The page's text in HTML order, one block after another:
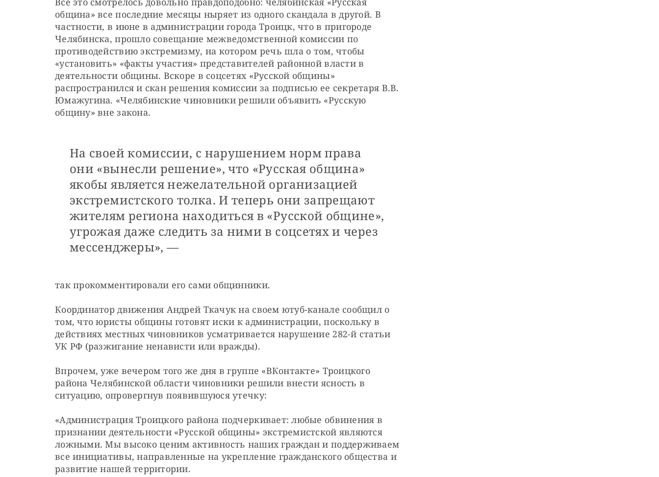
община» все последние месяцы ныряет из одного скандала в другой. В
частности, в июне в администрации города Троицк, что в пригороде
Челябинска, прошло совещание межведомственной комиссии по
противодействию экстремизму, на котором речь шла о том, чтобы
«установить» «факты участия» представителей районной власти в
деятельности общины. Вскоре в соцсетях «Русской общины»
распространился и скан решения комиссии за подписью ее секретаря В.В.
Юмажугина. «Челябинские чиновники решили объявить «Русскую
общину» вне закона.
На своей комиссии, с нарушением норм права
они «вынесли решение», что «Русская община»
якобы является нежелательной организацией
экстремистского толка. И теперь они запрещают
жителям региона находиться в «Русской общине»,
угрожая даже следить за ними в соцсетях и через
мессенджеры», —
так прокомментировали его сами общинники.
Координатор движения Андрей Ткачук на своем ютуб-канале сообщил о
том, что юристы общины готовят иски к администрации, поскольку в
действиях местных чиновников усматривается нарушение 282-й статьи
УК РФ (разжигание ненависти или вражды).
Впрочем, уже вечером того же дня в группе «ВКонтакте» Троицкого
района Челябинской области чиновники решили внести ясность в
ситуацию, опровергнув появившуюся утечку:
«Администрация Троицкого района подчеркивает: любые обвинения в
признании деятельности «Русской общины» экстремистской являются
ложными. Мы высоко ценим активность наших граждан и поддерживаем
все инициативы, направленные на укрепление гражданского общества и
развитие нашей территории.